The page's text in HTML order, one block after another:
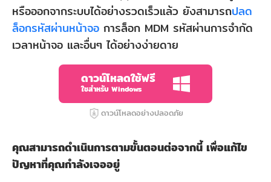
หรือออกจากระบบได้อย่างรวดเร็วแล้ว ยังสามารถปลด
ล็อกรหัสผ่านหน้าจอ การล็อก MDM รหัสผ่านการจำกัด
เวลาหน้าจอ และอื่นๆ ได้อย่างง่ายดาย
ดาวน์โหลดใช้ฟรี
ใชสำหรับ Windows
ดาวน์โหลดอย่างปลอดภัย
คุณสามารถดำเนินการตามขั้นตอนต่อจากนี้ เพื่อแก้ไข
ปัญหาที่คุณกำลังเจออยู่